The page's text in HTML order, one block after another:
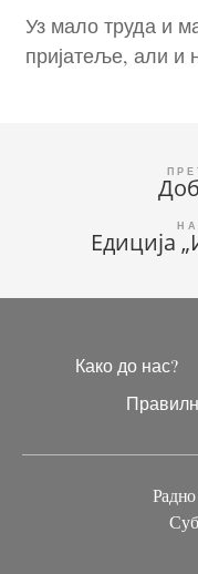
Уз мало труда и
пријатеље, али и
Кретање
чланка
Едиција
Како до нас?